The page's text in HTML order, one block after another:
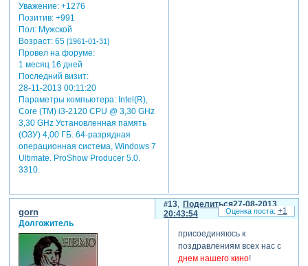
Уважение: +1276
Позитив: +991
Пол:Мужской
Возраст:65 [1961-01-31]
Провел на форуме:
1 месяц 16 дней
Последний визит:
28-11-2013 00:11:20
Параметры компьютера:Intel(R),
Core (TM) i3-2120 CPU @ 3,30 GHz
3,30 GHz Установленная память
(ОЗУ) 4,00 ГБ. 64-разрядная
операционная система, Windows 7
Ultimate. ProShow Producer 5.0.
3310.
Поделиться
13
27-08-2013
20:43:54
gorn
Долгожитель
присоединяюсь к
поздравлениям всех нас с
днем нашего кино!
+1